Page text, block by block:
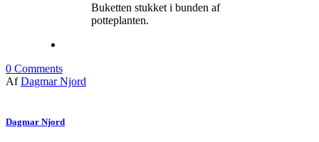
Buketten stukket i bunden af
potteplanten.
0 Comments
Af Dagmar Njord
Dagmar Njord